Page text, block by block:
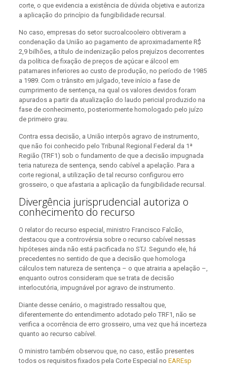
corte, o que evidencia a existência de dúvida objetiva e autoriza
a aplicação do princípio da fungibilidade recursal.
No caso, empresas do setor sucroalcooleiro obtiveram a
condenação da União ao pagamento de aproximadamente R$
2,9 bilhões, a título de indenização pelos prejuízos decorrentes
da política de fixação de preços de açúcar e álcool em
patamares inferiores ao custo de produção, no período de 1985
a 1989. Com o trânsito em julgado, teve início a fase de
cumprimento de sentença, na qual os valores devidos foram
apurados a partir da atualização do laudo pericial produzido na
fase de conhecimento, posteriormente homologado pelo juízo
de primeiro grau.
Contra essa decisão, a União interpôs agravo de instrumento,
que não foi conhecido pelo Tribunal Regional Federal da 1ª
Região (TRF1) sob o fundamento de que a decisão impugnada
teria natureza de sentença, sendo cabível a apelação. Para a
corte regional, a utilização de tal recurso configurou erro
grosseiro, o que afastaria a aplicação da fungibilidade recursal.
Divergência jurisprudencial autoriza o
conhecimento do recurso
O relator do recurso especial, ministro Francisco Falcão,
destacou que a controvérsia sobre o recurso cabível nessas
hipóteses ainda não está pacificada no STJ. Segundo ele, há
precedentes no sentido de que a decisão que homologa
cálculos tem natureza de sentença – o que atrairia a apelação –,
enquanto outros consideram que se trata de decisão
interlocutória, impugnável por agravo de instrumento.
Diante desse cenário, o magistrado ressaltou que,
diferentemente do entendimento adotado pelo TRF1, não se
verifica a ocorrência de erro grosseiro, uma vez que há incerteza
quanto ao recurso cabível.
O ministro também observou que, no caso, estão presentes
todos os requisitos fixados pela Corte Especial no EAREsp